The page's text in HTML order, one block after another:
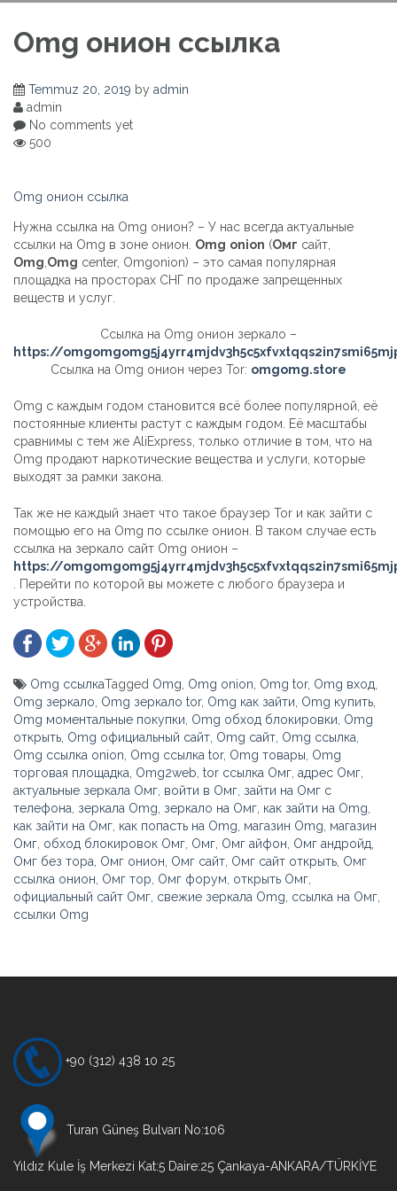
Omg онион ссылка
Temmuz 20, 2019 by admin
admin
No comments yet
500
Omg онион ссылка
Нужна ссылка на Omg онион? – У нас всегда актуальные
ссылки на Omg в зоне онион. Omg onion (Омг сайт,
Omg,Omg center, Omgonion) – это самая популярная
площадка на просторах СНГ по продаже запрещенных
веществ и услуг.
Ссылка на Omg онион зеркало –
https://
Ссылка на Omg онион через Tor: omgomg.store
Omg с каждым годом становится всё более популярной, её
постоянные клиенты растут с каждым годом. Её масштабы
сравнимы с тем же AliExpress, только отличие в том, что на
Omg продают наркотические вещества и услуги, которые
выходят за рамки закона.
Так же не каждый знает что такое браузер Tor и как зайти с
помощью его на Omg по ссылке онион. В таком случае есть
ссылка на зеркало сайт Omg онион –
https://
. Перейти по которой вы можете с любого браузера и
устройства.
Omg ссылкаTagged Omg, Omg onion, Omg tor, Omg вход,
Omg зеркало, Omg зеркало tor, Omg как зайти, Omg купить,
Omg моментальные покупки, Omg обход блокировки, Omg
открыть, Omg официальный сайт, Omg сайт, Omg ссылка,
Omg ссылка onion, Omg ссылка tor, Omg товары, Omg
торговая площадка, Omg2web, tor ссылка Омг, адрес Омг,
актуальные зеркала Омг, войти в Омг, зайти на Омг с
телефона, зеркала Omg, зеркало на Омг, как зайти на Omg,
как зайти на Омг, как попасть на Omg, магазин Omg, магазин
Омг, обход блокировок Омг, Омг, Омг айфон, Омг андройд,
Омг без тора, Омг онион, Омг сайт, Омг сайт открыть, Омг
ссылка онион, Омг тор, Омг форум, открыть Омг,
официальный сайт Омг, свежие зеркала Omg, ссылка на Омг,
ссылки Omg
+90 (312) 438 10 25
Turan Güneş Bulvarı No:106
Yıldız Kule İş Merkezi Kat:5 Daire:25 Çankaya-ANKARA/TÜRKİYE